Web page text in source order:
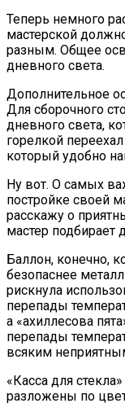
Теперь немного
мастерской
разным. Общее
дневного света.
Дополнительное
Для сборочного
дневного света,
горелкой
который удобно
Ну вот. О самых
постройке своей
расскажу о
мастер подбирает
Баллон, конечно,
безопаснее
рискнула
перепады
а «ахиллесова
перепады
всяким
«Касса для
разложены по